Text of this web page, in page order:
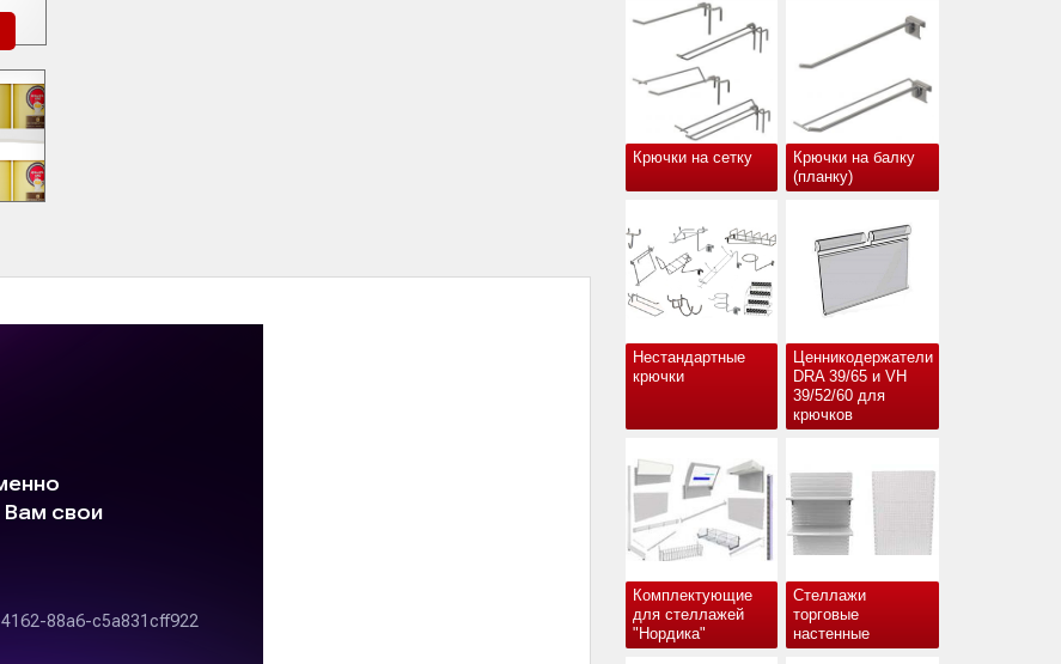
Крючки на сетку
Крючки на балку
(планку)
Нестандартные
крючки
Ценникодержатели
DRA 39/65 и VH
39/52/60 для
крючков
Комплектующие
для стеллажей
"Нордика"
Стеллажи
торговые
настенные